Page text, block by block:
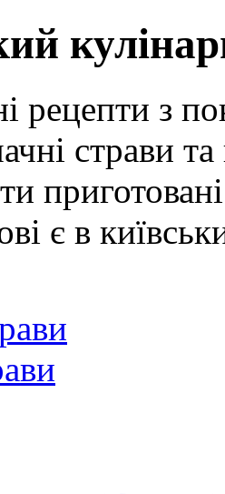
рецепти з
страви та
є в